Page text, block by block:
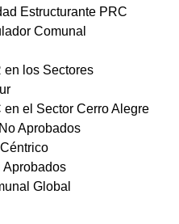
Estructurante PRC
Comunal
en los Sectores
el Sector Cerro Alegre
Aprobados
Aprobados
Global